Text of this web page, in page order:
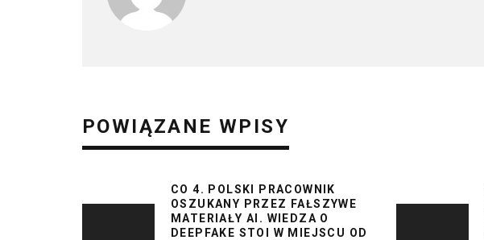
POWIĄZANE WPISY
CO 4. POLSKI PRACOWNIK
OSZUKANY PRZEZ FAŁSZYWE
MATERIAŁY AI. WIEDZA O
DEEPFAKE STOI W MIEJSCU OD